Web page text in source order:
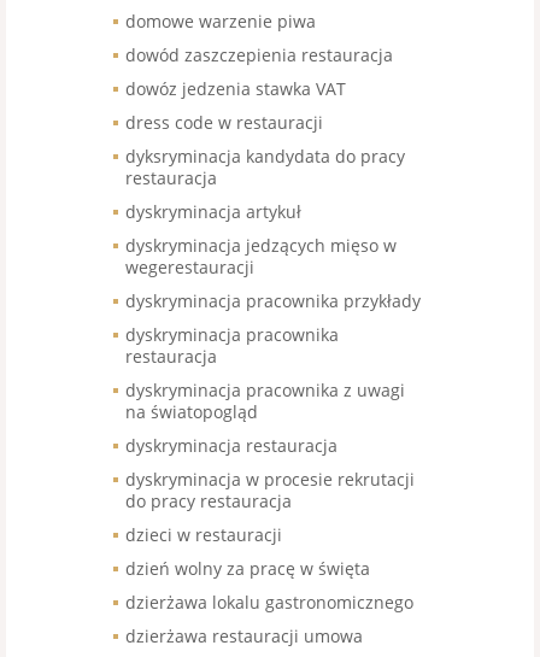
domowe warzenie piwa
dowód zaszczepienia restauracja
dowóz jedzenia stawka VAT
dress code w restauracji
dyksryminacja kandydata do pracy
restauracja
dyskryminacja artykuł
dyskryminacja jedzących mięso w
wegerestauracji
dyskryminacja pracownika przykłady
dyskryminacja pracownika
restauracja
dyskryminacja pracownika z uwagi
na światopogląd
dyskryminacja restauracja
dyskryminacja w procesie rekrutacji
do pracy restauracja
dzieci w restauracji
dzień wolny za pracę w święta
dzierżawa lokalu gastronomicznego
dzierżawa restauracji umowa